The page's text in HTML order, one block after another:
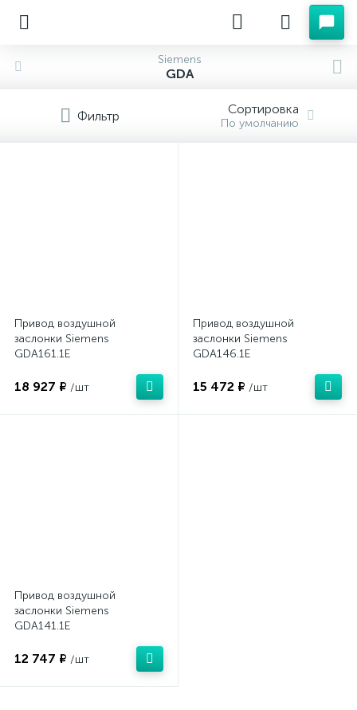
Siemens
GDA
Фильтр Сортировка
По умолчанию
Привод воздушной
заслонки Siemens
GDA161.1E
18 927 ₽ /шт
Привод воздушной
заслонки Siemens
GDA146.1E
15 472 ₽ /шт
Привод воздушной
заслонки Siemens
GDA141.1E
12 747 ₽ /шт